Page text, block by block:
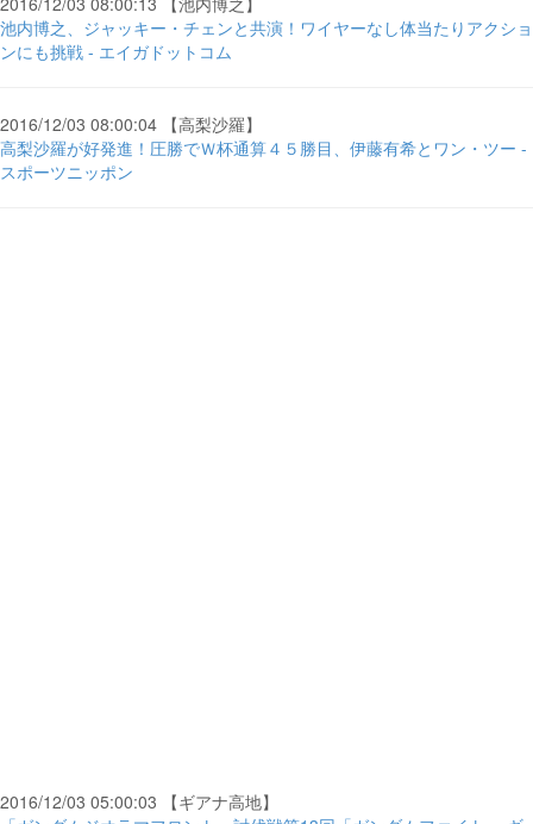
池内博之、ジャッキー・チェンと共演！ワイヤーなし体当たりアクショ
ンにも挑戦 - エイガドットコム
2016/12/03 08:00:04 【高梨沙羅】
高梨沙羅が好発進！圧勝でＷ杯通算４５勝目、伊藤有希とワン・ツー -
スポーツニッポン
2016/12/03 05:00:03 【ギアナ高地】